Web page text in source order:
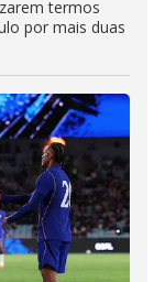
termos
por mais duas